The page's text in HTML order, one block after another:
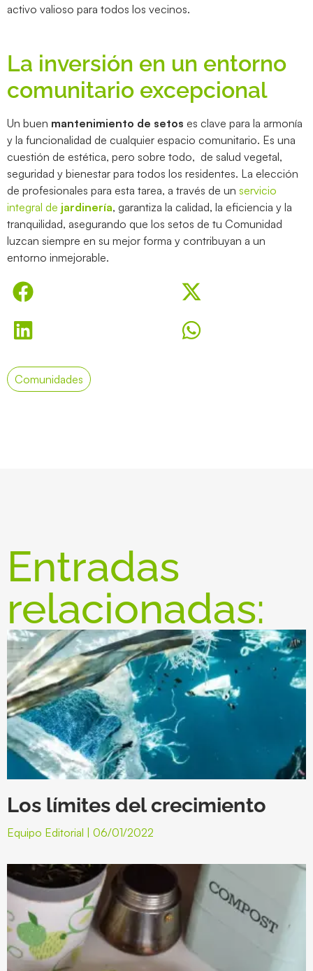
activo valioso para todos los vecinos.
La inversión en un entorno
comunitario excepcional
Un buen mantenimiento de setos es clave para la armonía
y la funcionalidad de cualquier espacio comunitario. Es una
cuestión de estética, pero sobre todo, de salud vegetal,
seguridad y bienestar para todos los residentes. La elección
de profesionales para esta tarea, a través de un servicio
integral de jardinería, garantiza la calidad, la eficiencia y la
tranquilidad, asegurando que los setos de tu Comunidad
luzcan siempre en su mejor forma y contribuyan a un
entorno inmejorable.
Comunidades
Entradas
relacionadas:
Los límites del crecimiento
Equipo Editorial 06/01/2022